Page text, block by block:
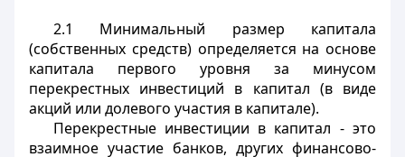
2.1 Минимальный размер капитала
(собственных средств) определяется на основе
капитала первого уровня за минусом
перекрестных инвестиций в капитал (в виде
акций или долевого участия в капитале).
Перекрестные инвестиции в капитал - это
взаимное участие банков, других финансово-